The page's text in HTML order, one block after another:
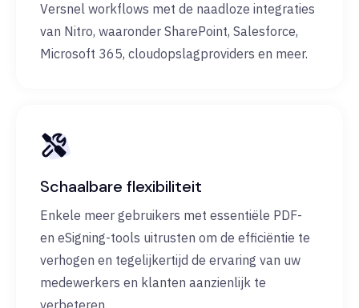
Versnel workflows met de naadloze integraties
van Nitro, waaronder SharePoint, Salesforce,
Microsoft 365, cloudopslagproviders en meer.
Schaalbare flexibiliteit
Enkele meer gebruikers met essentiële PDF-
en eSigning-tools uitrusten om de efficiëntie te
verhogen en tegelijkertijd de ervaring van uw
medewerkers en klanten aanzienlijk te